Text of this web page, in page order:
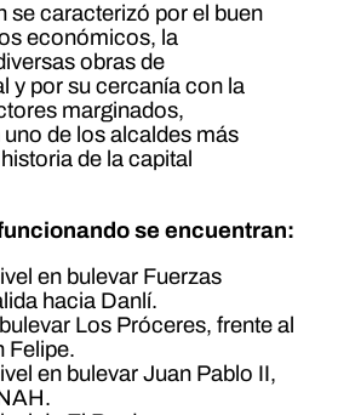
se caracterizó por el buen
económicos, la
obras de
y por su cercanía con la
marginados,
de los alcaldes más
de la capital
se encuentran:
en bulevar Fuerzas
hacia Danlí.
Los Próceres, frente al
Felipe.
en bulevar Juan Pablo II,